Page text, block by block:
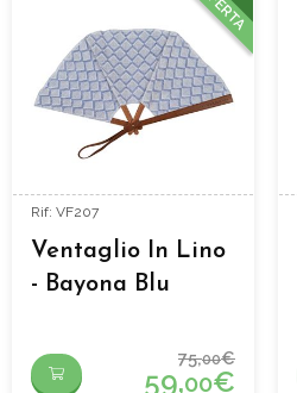
Rif: VF207
Ventaglio In Lino
- Bayona Blu
75,00€
59,00€